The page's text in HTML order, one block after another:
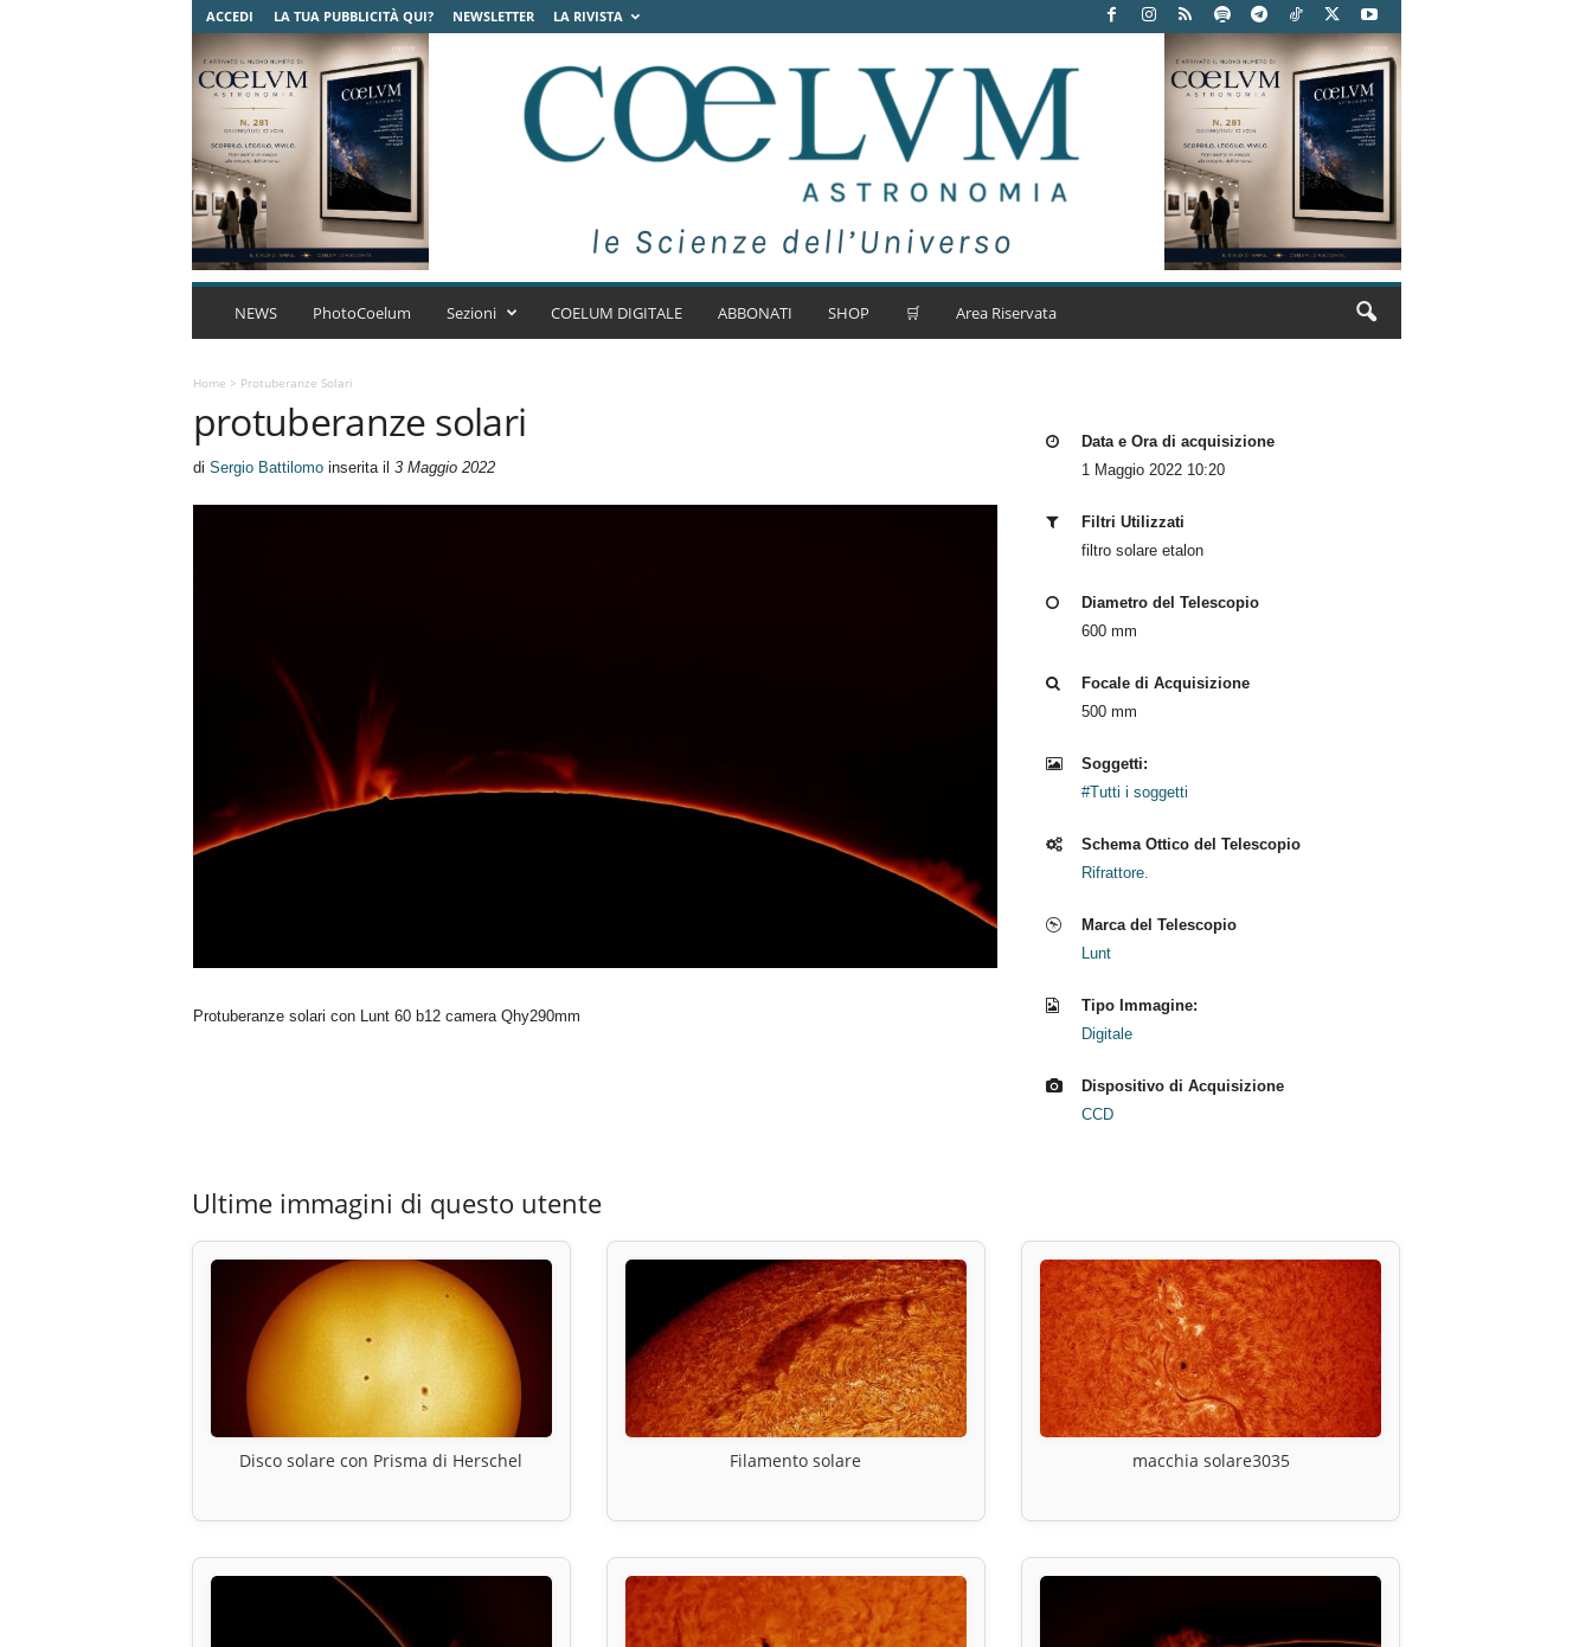
ACCEDI LA TUA PUBBLICITÀ QUI? NEWSLETTER LA RIVISTA
C
A
t
r
NEWS PhotoCoelum Sezioni COELUM DIGITALE ABBONATI SHOP 🛒 Area Riservata
Home > Protuberanze Solari
protuberanze solari
di Sergio Battilomoinserita il 3 Maggio 2022
Protuberanze solari con Lunt 60 b12 camera Qhy290mm
Data e Ora di acquisizione
1 Maggio 2022 10:20
Filtri Utilizzati
filtro solare etalon
Diametro del Telescopio
600 mm
Focale di Acquisizione
500 mm
Soggetti:
#Tutti i soggetti
Schema Ottico del Telescopio
Rifrattore.
Marca del Telescopio
Lunt
Tipo Immagine:
Digitale
Dispositivo di Acquisizione
CCD
Ultime immagini di questo utente
Disco solare con Prisma di Herschel Filamento solare macchia solare3035